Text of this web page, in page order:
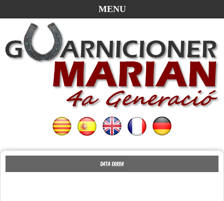
MENU
Data Error